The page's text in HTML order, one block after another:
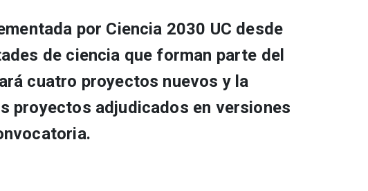
por Ciencia 2030 UC desde
de ciencia que forman parte del
cuatro proyectos nuevos y la
proyectos adjudicados en versiones